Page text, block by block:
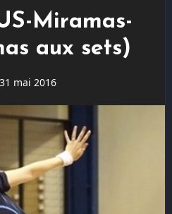
Miramas-
aux sets)
31 mai 2016